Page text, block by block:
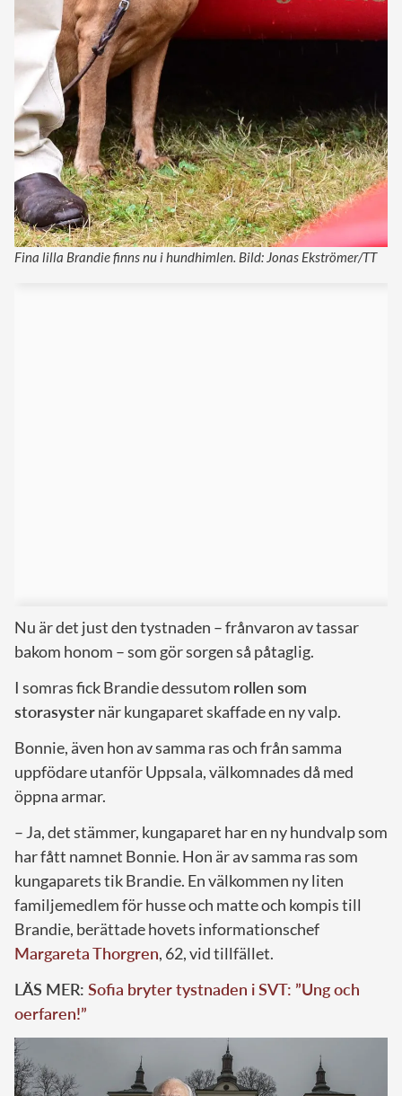
Fina lilla Brandie finns nu i hundhimlen. Bild: Jonas Ekströmer/TT
Nu är det just den tystnaden – frånvaron av tassar
bakom honom – som gör sorgen så påtaglig.
I somras fick Brandie dessutom rollen som
storasysternär kungaparet skaffade en ny valp.
Bonnie, även hon av samma ras och från samma
uppfödare utanför Uppsala, välkomnades då med
öppna armar.
– Ja, det stämmer, kungaparet har en ny hundvalp som
har fått namnet Bonnie. Hon är av samma ras som
kungaparets tik Brandie. En välkommen ny liten
familjemedlem för husse och matte och kompis till
Brandie, berättade hovets informationschef
Margareta Thorgren, 62, vid tillfället.
LÄS MER: Sofia bryter tystnaden i SVT: ”Ung och
oerfaren!”